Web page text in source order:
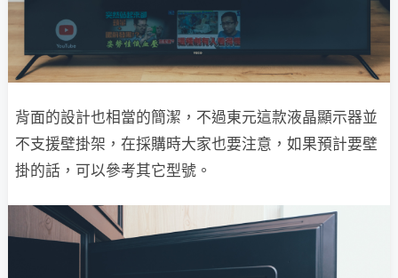
背面的設計也相當的簡潔，不過東元這款液晶顯示器並
不支援壁掛架，在採購時大家也要注意，如果預計要壁
掛的話，可以參考其它型號。